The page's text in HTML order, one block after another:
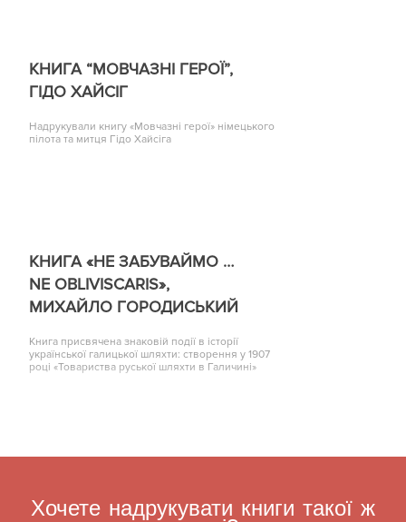
КНИГА “МОВЧАЗНІ ГЕРОЇ”,
ГІДО ХАЙСІГ
Надрукували книгу «Мовчазні герої» німецького
пілота та митця Гідо Хайсіга
КНИГА «НЕ ЗАБУВАЙМО …
NE OBLIVISCARIS»,
МИХАЙЛО ГОРОДИСЬКИЙ
Книга присвячена знаковій події в історії
української галицької шляхти: створення у 1907
році «Товариства руської шляхти в Галичині»
Хочете надрукувати книги такої ж